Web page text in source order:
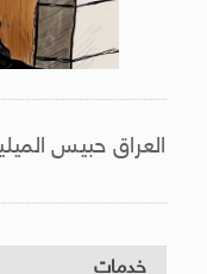
العراق حبيس
خدمات